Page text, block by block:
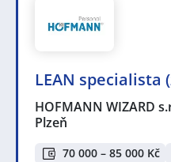
LEAN specialista
HOFMANN WIZARD
Plzeň
70 000 – 85 000 Kč